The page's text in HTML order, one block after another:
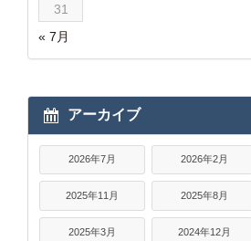
« 7月
31
アーカイブ
2026年7月 2026年2月
2025年11月 2025年8月
2025年3月 2024年12月